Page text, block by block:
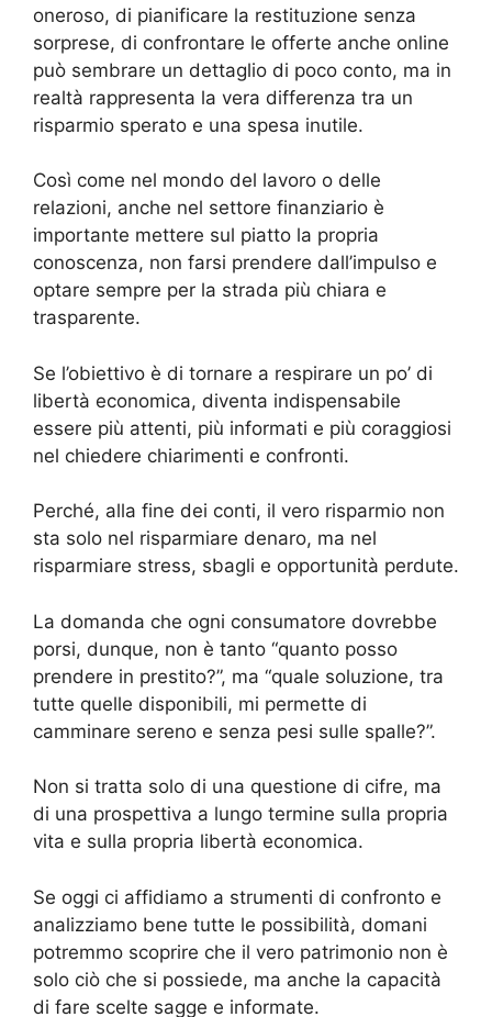
oneroso, di pianificare la restituzione senza
sorprese, di confrontare le offerte anche online
può sembrare un dettaglio di poco conto, ma in
realtà rappresenta la vera differenza tra un
risparmio sperato e una spesa inutile.
Così come nel mondo del lavoro o delle
relazioni, anche nel settore finanziario è
importante mettere sul piatto la propria
conoscenza, non farsi prendere dall’impulso e
optare sempre per la strada più chiara e
trasparente.
Se l’obiettivo è di tornare a respirare un po’ di
libertà economica, diventa indispensabile
essere più attenti, più informati e più coraggiosi
nel chiedere chiarimenti e confronti.
Perché, alla fine dei conti, il vero risparmio non
sta solo nel risparmiare denaro, ma nel
risparmiare stress, sbagli e opportunità perdute.
La domanda che ogni consumatore dovrebbe
porsi, dunque, non è tanto “quanto posso
prendere in prestito?”, ma “quale soluzione, tra
tutte quelle disponibili, mi permette di
camminare sereno e senza pesi sulle spalle?”.
Non si tratta solo di una questione di cifre, ma
di una prospettiva a lungo termine sulla propria
vita e sulla propria libertà economica.
Se oggi ci affidiamo a strumenti di confronto e
analizziamo bene tutte le possibilità, domani
potremmo scoprire che il vero patrimonio non è
solo ciò che si possiede, ma anche la capacità
di fare scelte sagge e informate.